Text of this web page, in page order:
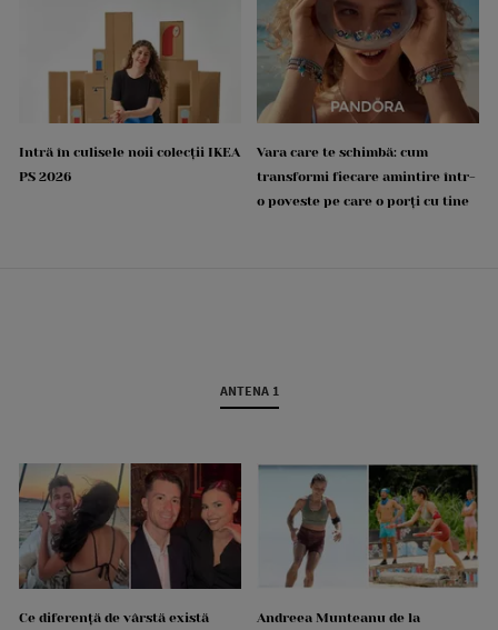
Intră în culisele noii colecții IKEA
PS 2026
Vara care te schimbă: cum
transformi fiecare amintire într-
o poveste pe care o porți cu tine
ANTENA 1
Ce diferență de vârstă există
Andreea Munteanu de la